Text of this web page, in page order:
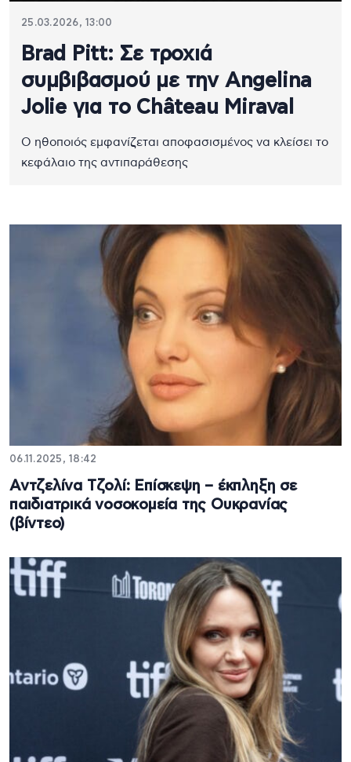
25.03.2026, 13:00
Brad Pitt: Σε τροχιά
συμβιβασμού με την Angelina
Jolie για το Château Miraval
O ηθοποιός εμφανίζεται αποφασισμένος να κλείσει το
κεφάλαιο της αντιπαράθεσης
06.11.2025, 18:42
Αντζελίνα Τζολί: Επίσκεψη – έκπληξη σε
παιδιατρικά νοσοκομεία της Ουκρανίας
(βίντεο)